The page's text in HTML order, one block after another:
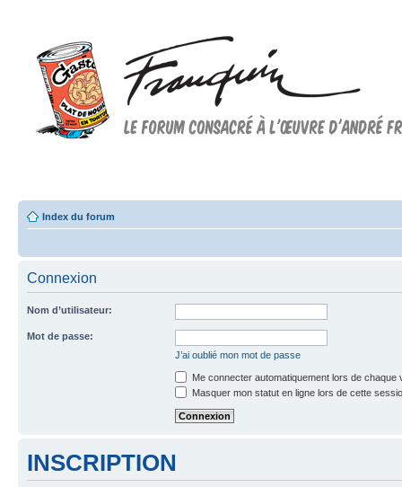
Index du forum
Connexion
Nom d’utilisateur:
Mot de passe:
J’ai oublié mon mot de passe
Me connecter automatiquement lors de chaque
Masquer mon statut en ligne lors de cette
INSCRIPTION